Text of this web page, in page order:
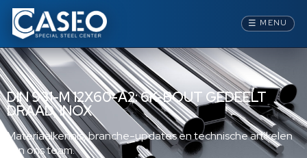
☰ MENU
DIN 931-M 12X60-A2: 6K-BOUT GEDEELT
DRAAD, INOX
Materiaalkennis, branche-updates en technische artikelen
van ons team.